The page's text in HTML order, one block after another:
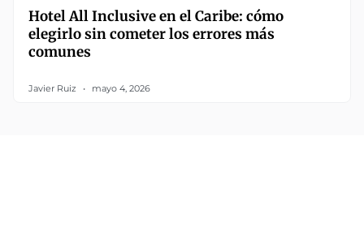
Hotel All Inclusive en el Caribe: cómo
elegirlo sin cometer los errores más
comunes
Javier Ruiz mayo 4, 2026